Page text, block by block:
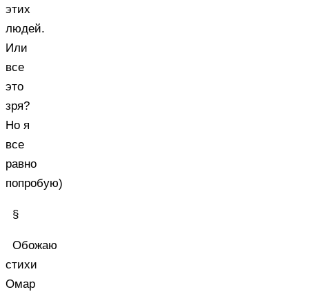
этих
людей.
Или
все
это
зря?
Но я
все
равно
попробую)
§
Обожаю
стихи
Омар